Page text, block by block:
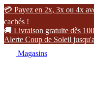
 Payez en 2x, 3x ou 4x av
cachés !
 Livraison gratuite dès 100
Alerte Coup de Soleil jusqu'a
Magasins